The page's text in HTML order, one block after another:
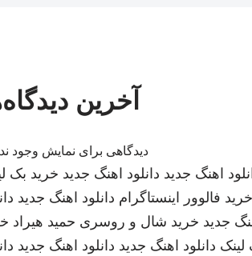
آخرین
دیدگاهی برای نمایش وجود
اهنگ جدید دانلود اهنگ جدید خرید بک
خرید فالوور اینستاگرام دانلود اهنگ جدید
جدید خرید شال و روسری حمید هیراد
لینک دانلود اهنگ جدید دانلود اهنگ جدید